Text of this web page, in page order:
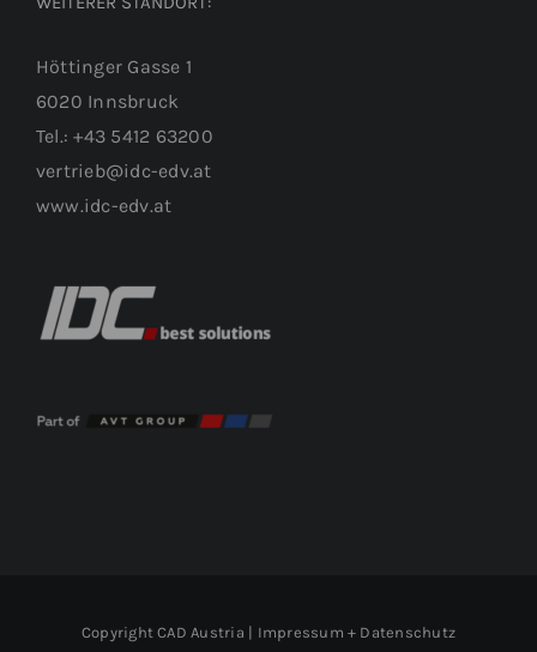
Höttinger Gasse 1
6020 Innsbruck
Tel.: +43 5412 63200
vertrieb@idc-edv.at
www.idc-edv.at
Copyright CAD Austria | Impressum + Datenschutz